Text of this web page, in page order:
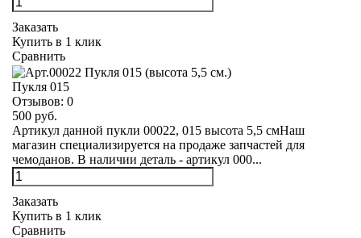
Заказать
Купить в 1 клик
Сравнить
Пукля 015
Отзывов: 0
500 руб.
Артикул данной пукли 00022, 015 высота 5,5 смНаш
магазин специализируется на продаже запчастей для
чемоданов. В наличии деталь - артикул 000...
Заказать
Купить в 1 клик
Сравнить